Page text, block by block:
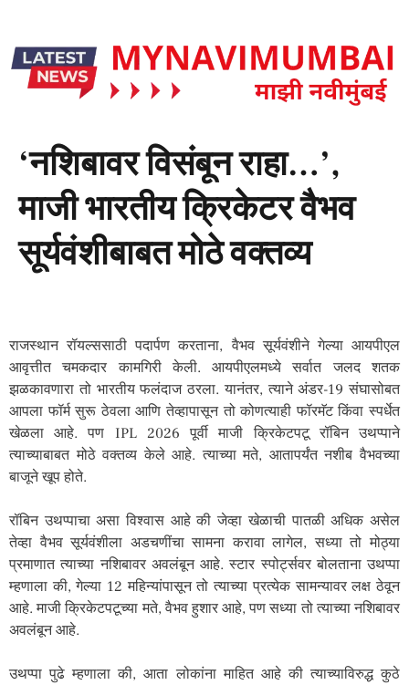
‘नशिबावर विसंबून राहा…’,
माजी भारतीय क्रिकेटर वैभव
सूर्यवंशीबाबत मोठे वक्तव्य
राजस्थान रॉयल्ससाठी पदार्पण करताना, वैभव सूर्यवंशीने गेल्या आयपीएल
आवृत्तीत चमकदार कामगिरी केली. आयपीएलमध्ये सर्वात जलद शतक
झळकावणारा तो भारतीय फलंदाज ठरला. यानंतर, त्याने अंडर-19 संघासोबत
आपला फॉर्म सुरू ठेवला आणि तेव्हापासून तो कोणत्याही फॉरमॅट किंवा स्पर्धेत
खेळला आहे. पण IPL 2026 पूर्वी माजी क्रिकेटपटू रॉबिन उथप्पाने
त्याच्याबाबत मोठे वक्तव्य केले आहे. त्याच्या मते, आतापर्यंत नशीब वैभवच्या
बाजूने खूप होते.
रॉबिन उथप्पाचा असा विश्वास आहे की जेव्हा खेळाची पातळी अधिक असेल
तेव्हा वैभव सूर्यवंशीला अडचणींचा सामना करावा लागेल, सध्या तो मोठ्या
प्रमाणात त्याच्या नशिबावर अवलंबून आहे. स्टार स्पोर्ट्सवर बोलताना उथप्पा
म्हणाला की, गेल्या 12 महिन्यांपासून तो त्याच्या प्रत्येक सामन्यावर लक्ष ठेवून
आहे. माजी क्रिकेटपटूच्या मते, वैभव हुशार आहे, पण सध्या तो त्याच्या नशिबावर
अवलंबून आहे.
उथप्पा पुढे म्हणाला की, आता लोकांना माहित आहे की त्याच्याविरुद्ध कुठे